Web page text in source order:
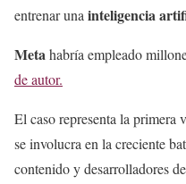
entrenar una inteligencia
Metahabría empleado
de autor.
El caso representa la primera
se involucra en la creciente
contenido y desarrolladores de